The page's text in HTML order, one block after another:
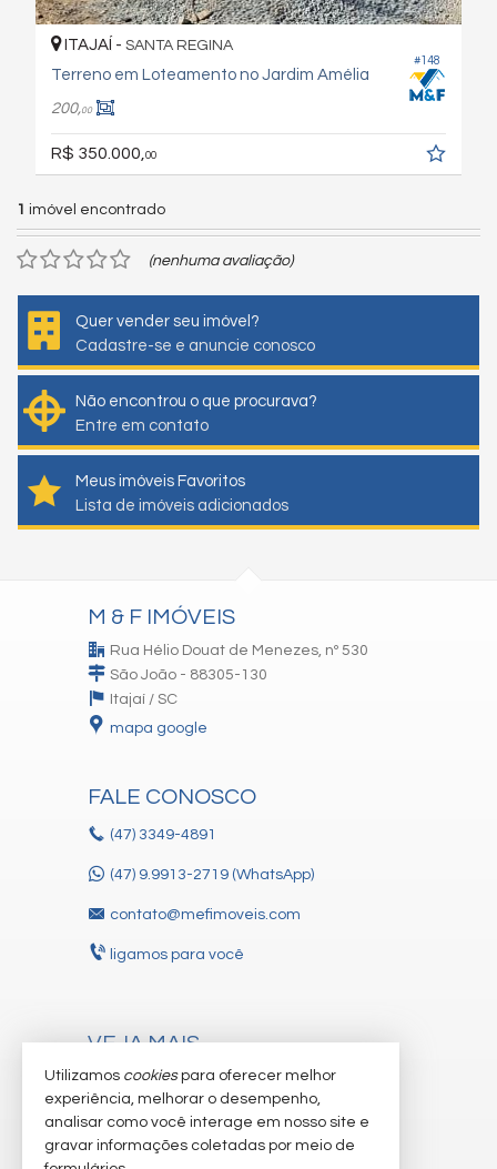
#148
ITAJAÍ - SANTA REGINA
Terreno em Loteamento no Jardim Amélia
200,00
R$ 350.000, 00
1 imóvel encontrado
(nenhuma avaliação)
Quer vender seu imóvel?
Cadastre-se e anuncie conosco
Não encontrou o que procurava?
Entre em contato
Meus imóveis Favoritos
Lista de imóveis adicionados
M & F IMÓVEIS
Rua Hélio Douat de Menezes, nº 530
São João - 88305-130
Itajaí / SC
mapa google
FALE CONOSCO
(47) 3349-4891
(47) 9.9913-2719 (WhatsApp)
contato@mefimoveis.com
ligamos para você
VEJA MAIS
receba nosso newsletter
cadastre seu imóvel
Utilizamos cookiespara oferecer melhor
experiência, melhorar o desempenho,
analisar como você interage em nosso site e
gravar informações coletadas por meio de